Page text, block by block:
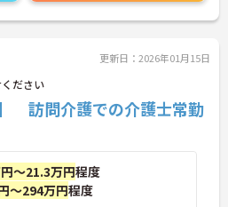
更新日：2026年01月15日
ださい
】 訪問介護での介護士常勤
～21.3万円程度
～294万円程度